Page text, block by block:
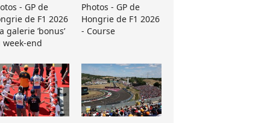
- GP de
de F1 2026
galerie ’bonus’
week-end
Photos - GP de
Hongrie de F1 2026
- Course